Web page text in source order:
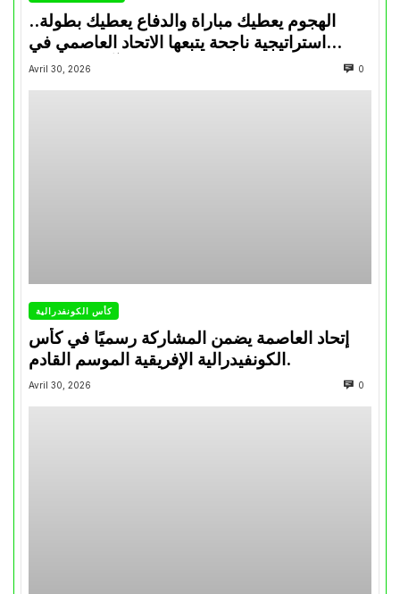
الهجوم يعطيك مباراة والدفاع يعطيك بطولة..
استراتيجية ناجحة يتبعها الاتحاد العاصمي في
تتويجاته آخر السنوات
Avril 30, 2026 0
كأس الكونفدرالية
إتحاد العاصمة يضمن المشاركة رسميًا في كأس
الكونفيدرالية الإفريقية الموسم القادم.
Avril 30, 2026 0